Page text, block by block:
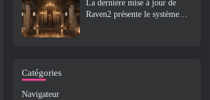
La dernière mise à jour de
Raven2 présente le système
Catégories
Navigateur